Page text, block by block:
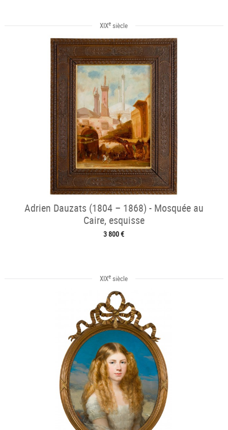
XIXe siècle
Adrien Dauzats (1804 – 1868) - Mosquée au
Caire, esquisse
3 800 €
XIXe siècle